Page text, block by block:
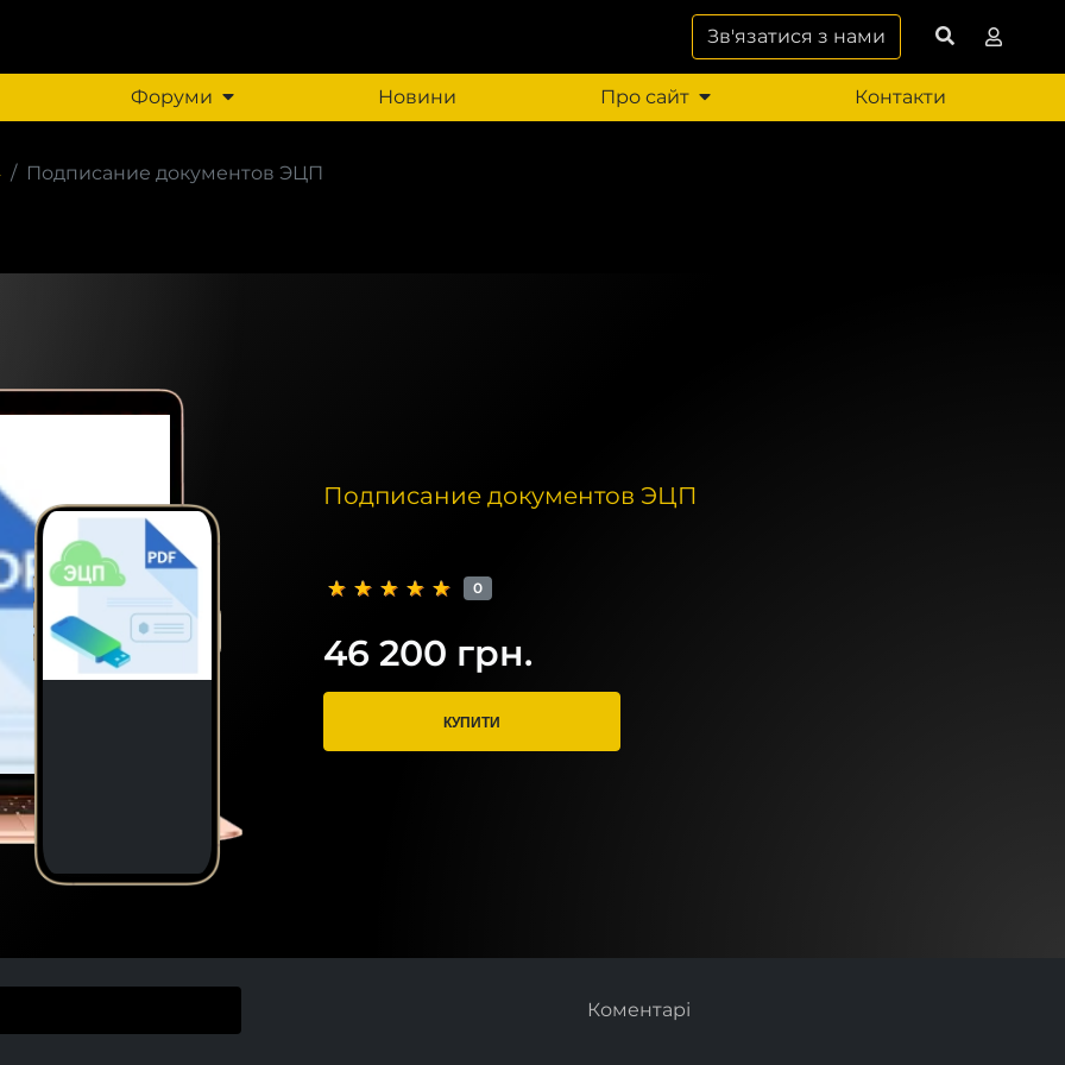
Зв'язатися з нами
Форуми Новини Про сайт Контакти
Подписание документов ЭЦП
Подписание документов ЭЦП
0
46 200 грн.
КУПИТИ
Коментарі